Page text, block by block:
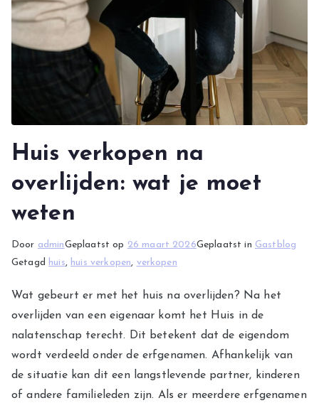
Huis verkopen na
overlijden: wat je moet
weten
Door adminGeplaatst op 26 maart 2026Geplaatst in Gastblog
Getagd huis, huis verkopen, verkopen
Wat gebeurt er met het huis na overlijden? Na het
overlijden van een eigenaar komt het Huis in de
nalatenschap terecht. Dit betekent dat de eigendom
wordt verdeeld onder de erfgenamen. Afhankelijk van
de situatie kan dit een langstlevende partner, kinderen
of andere familieleden zijn. Als er meerdere erfgenamen